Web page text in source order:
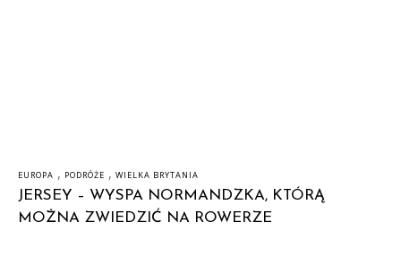
EUROPA , PODRÓŻE , WIELKA BRYTANIA
JERSEY – WYSPA NORMANDZKA, KTÓRĄ
MOŻNA ZWIEDZIĆ NA ROWERZE